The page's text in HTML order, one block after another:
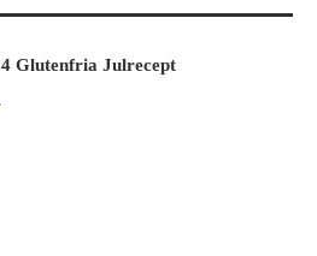
Glutenfria Julrecept